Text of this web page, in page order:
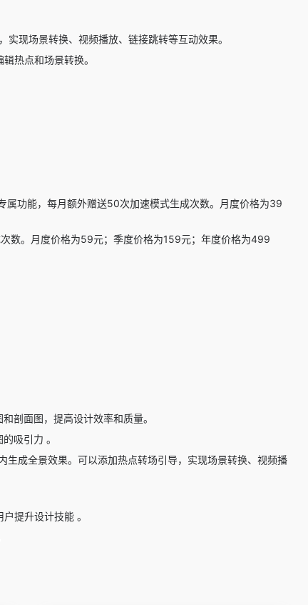
现场景转换、视频播放、链接跳转等互动效果。
热点和场景转换。
功能，每月额外赠送50次加速模式生成次数。月度价格为39
数。月度价格为59元；季度价格为159元；年度价格为499
剖面图，提高设计效率和质量。
吸引力 。
生成全景效果。可以添加热点转场引导，实现场景转换、视频播
提升设计技能 。